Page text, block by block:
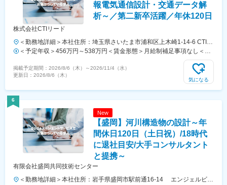
報電気通信設計・交通データ解
析～／第二新卒活躍／年休120日
株式会社CTIリード
＜勤務地詳細＞本社住所：埼玉県さいたま市浦和区上木崎1-14-6 CTIさ
いたまビル勤務地最寄駅：JR上野東京ライン線／さいたま新都心駅受
＜予定年収＞456万円～538万円＜賃金形態＞月給制補足事項なし＜賃
金内訳＞月額（基本給）：245,000円～274,000円その他固定手当/月：
10,000円～22,000円＜月給＞255,000円～296,000円＜昇給有無＞有＜
残業手当＞有＜給与補足＞■昇給：年1回■賞与：年2回（夏季6月、冬季
掲載予定期間： 2026/8/6（木） ～2026/11/4（水）
更新日： 2026/8/6（木）
気になる
6
New
【盛岡】河川構造物の設計～年
間休日120日（土日祝）/18時代
に退社目安/大手コンサルタント
と提携～
有限会社盛岡共同技術センター
＜勤務地詳細＞本社住所：岩手県盛岡市駅前通16-14 エンジェルビル